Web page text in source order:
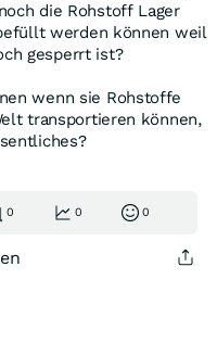
die Rohstoff Lager
werden können weil
gesperrt ist?
wenn sie Rohstoffe
transportieren können,
0 0 0